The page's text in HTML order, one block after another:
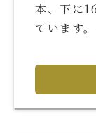
本、下に
ています